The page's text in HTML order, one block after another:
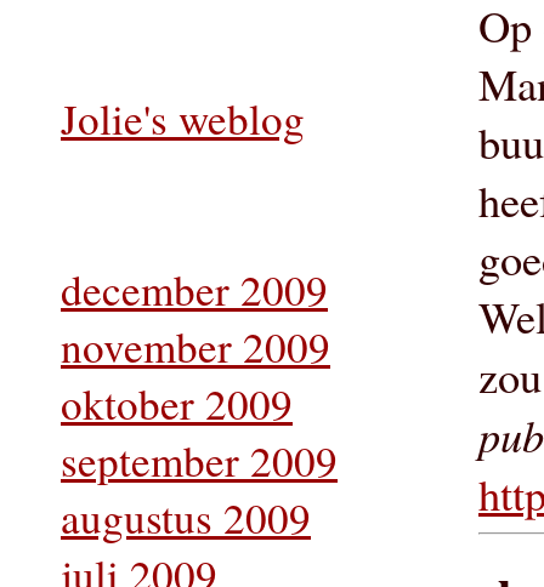
Jolie's weblog
december 2009
november 2009
oktober 2009
september 2009
augustus 2009
juli 2009